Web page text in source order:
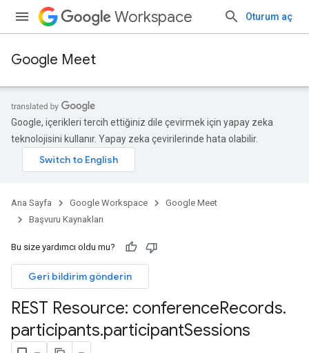
Workspace Oturum aç
Google Meet
Google, içerikleri tercih ettiğiniz dile çevirmek için yapay zeka
teknolojisini kullanır. Yapay zeka çevirilerinde hata olabilir.
Ana Sayfa Google Workspace
Google Meet
Başvuru Kaynakları
Bu size yardımcı oldu mu?
Geri bildirim gönderin
REST Resource: conferenceRecords.
participants.participantSessions